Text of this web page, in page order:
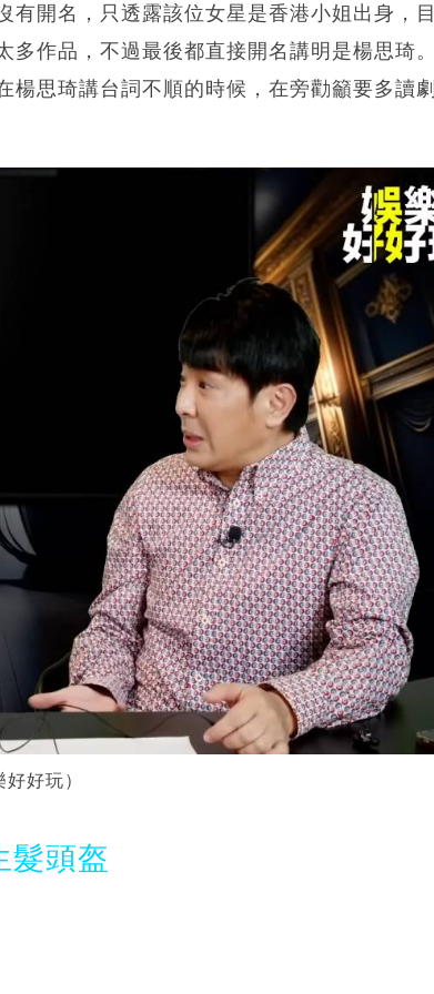
開名，只透露該位女星是香港小姐出身，目
作品，不過最後都直接開名講明是楊思琦。
思琦講台詞不順的時候，在旁勸籲要多讀劇
好玩）
髮頭盔